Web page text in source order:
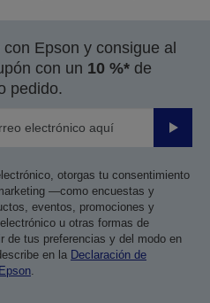
Epson y consigue al
con un 10 %* de
pedido.
Enviar
otorgas tu consentimiento
—como encuestas y
eventos, promociones y
u otras formas de
de tus preferencias y del modo en
en la Declaración de
.